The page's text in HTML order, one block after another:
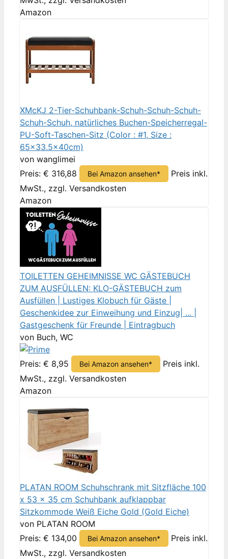
Amazon
XMcKJ 2-Tier-Schuhbank-Schuh-Schuh-Schuh-
Schuh-Schuh, natürliches Buchen-Speicherregal-
PU-Soft-Taschen-Sitz (Color : #1, Size :
65x33.5x40cm)
von wanglimei
Preis: € 316,88
Bei Amazon ansehen*
Preis inkl.
MwSt., zzgl. Versandkosten
Amazon
TOILETTEN GEHEIMNISSE WC GÄSTEBUCH
ZUM AUSFÜLLEN: KLO-GÄSTEBUCH zum
Ausfüllen | Lustiges Klobuch für Gäste |
Geschenkidee zur Einweihung und Einzug| ... |
Gastgeschenk für Freunde | Eintragbuch
von Buch, WC
Preis: € 8,95 Bei Amazon ansehen*
Preis inkl.
MwSt., zzgl. Versandkosten
Amazon
PLATAN ROOM Schuhschrank mit Sitzfläche 100
x 53 x 35 cm Schuhbank aufklappbar
Sitzkommode Weiß Eiche Gold (Gold Eiche)
von PLATAN ROOM
Preis: € 134,00
Bei Amazon ansehen*
Preis inkl.
MwSt., zzgl. Versandkosten